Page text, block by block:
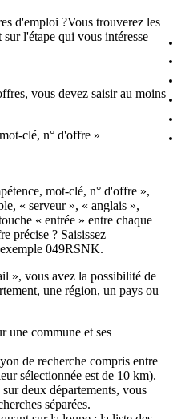
d'emploi ?Vous trouverez les
l'étape qui vous intéresse
vous devez saisir au moins
clé, n° d'offre »
mot-clé, n° d'offre »,
« serveur », « anglais »,
« entrée » entre chaque
précise ? Saisissez
049RSNK.
», vous avez la possibilité de
une région, un pays ou
une commune et ses
de recherche compris entre
sélectionnée est de 10 km).
deux départements, vous
séparées.